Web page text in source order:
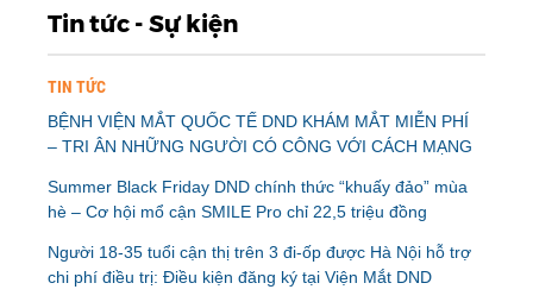
Tin tức - Sự kiện
TIN TỨC
BỆNH VIỆN MẮT QUỐC TẾ DND KHÁM MẮT MIỄN PHÍ
– TRI ÂN NHỮNG NGƯỜI CÓ CÔNG VỚI CÁCH MẠNG
Summer Black Friday DND chính thức “khuấy đảo” mùa
hè – Cơ hội mổ cận SMILE Pro chỉ 22,5 triệu đồng
Người 18-35 tuổi cận thị trên 3 đi-ốp được Hà Nội hỗ trợ
chi phí điều trị: Điều kiện đăng ký tại Viện Mắt DND